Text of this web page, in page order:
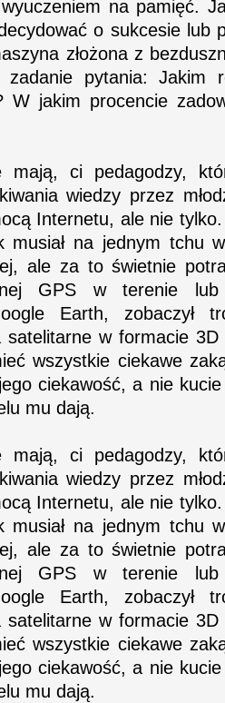
na pamięć.
o sukcesie lub
złożona z
zadanie pytania:
W jakim procencie
mają, ci pedagodzy,
wiedzy przez
Internetu, ale nie
musiał na jednym tchu
ale za to świetnie
GPS w terenie
Earth, zobaczył
satelitarne w formacie
wszystkie ciekawe
ciekawość, a nie
mu dają.
mają, ci pedagodzy,
wiedzy przez
Internetu, ale nie
musiał na jednym tchu
ale za to świetnie
GPS w terenie
Earth, zobaczył
satelitarne w formacie
wszystkie ciekawe
ciekawość, a nie
mu dają.